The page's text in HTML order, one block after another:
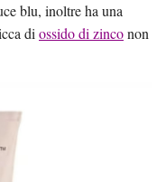
blu, inoltre ha una
di ossido di zinconon